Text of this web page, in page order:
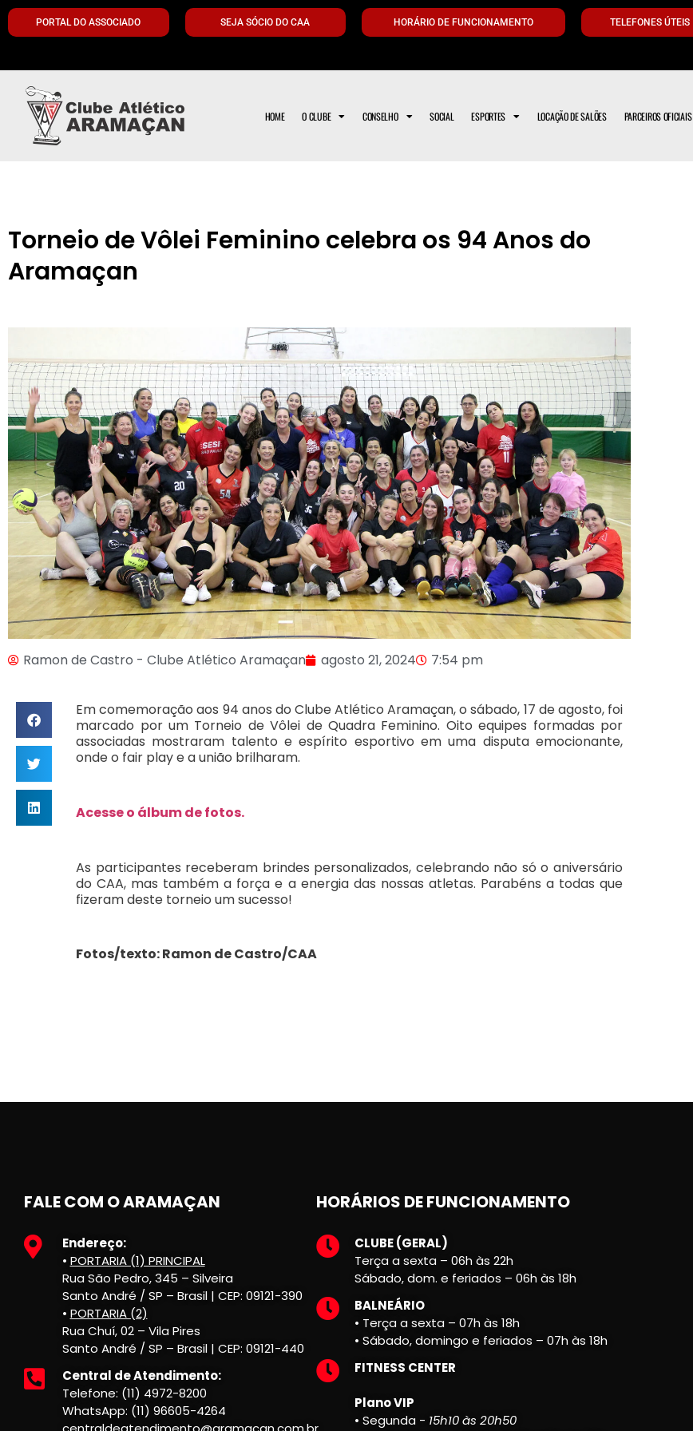
PORTAL DO ASSOCIADO SEJA SÓCIO DO CAA HORÁRIO DE FUNCIONAMENTO TELEFONES ÚTEIS
HOME O CLUBE CONSELHO SOCIAL ESPORTES LOCAÇÃO DE SALÕES PARCEIROS OFICIAIS
Torneio de Vôlei Feminino celebra os 94 Anos do
Aramaçan
Ramon de Castro - Clube Atlético Aramaçan agosto 21, 2024 7:54 pm
Em comemoração aos 94 anos do Clube Atlético Aramaçan, o sábado, 17 de agosto, foi
marcado por um Torneio de Vôlei de Quadra Feminino. Oito equipes formadas por
associadas mostraram talento e espírito esportivo em uma disputa emocionante,
onde o fair play e a união brilharam.
Acesse o álbum de fotos.
As participantes receberam brindes personalizados, celebrando não só o aniversário
do CAA, mas também a força e a energia das nossas atletas. Parabéns a todas que
fizeram deste torneio um sucesso!
Fotos/texto: Ramon de Castro/CAA
FALE COM O ARAMAÇAN
Endereço:
• PORTARIA (1) PRINCIPAL
Rua São Pedro, 345 – Silveira
Santo André / SP – Brasil | CEP: 09121-390
• PORTARIA (2)
Rua Chuí, 02 – Vila Pires
Santo André / SP – Brasil | CEP: 09121-440
Central de Atendimento:
Telefone: (11) 4972-8200
WhatsApp: (11) 96605-4264
HORÁRIOS DE FUNCIONAMENTO
CLUBE (GERAL)
Terça a sexta – 06h às 22h
Sábado, dom. e feriados – 06h às 18h
BALNEÁRIO
• Terça a sexta – 07h às 18h
• Sábado, domingo e feriados – 07h às 18h
FITNESS CENTER
Plano VIP
• Segunda - 15h10 às 20h50